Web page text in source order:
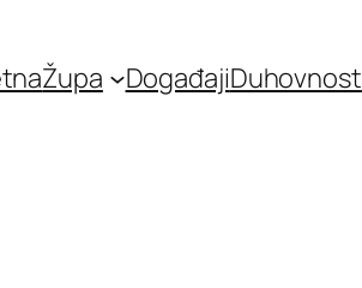
Župa DogađajiDuhovnost